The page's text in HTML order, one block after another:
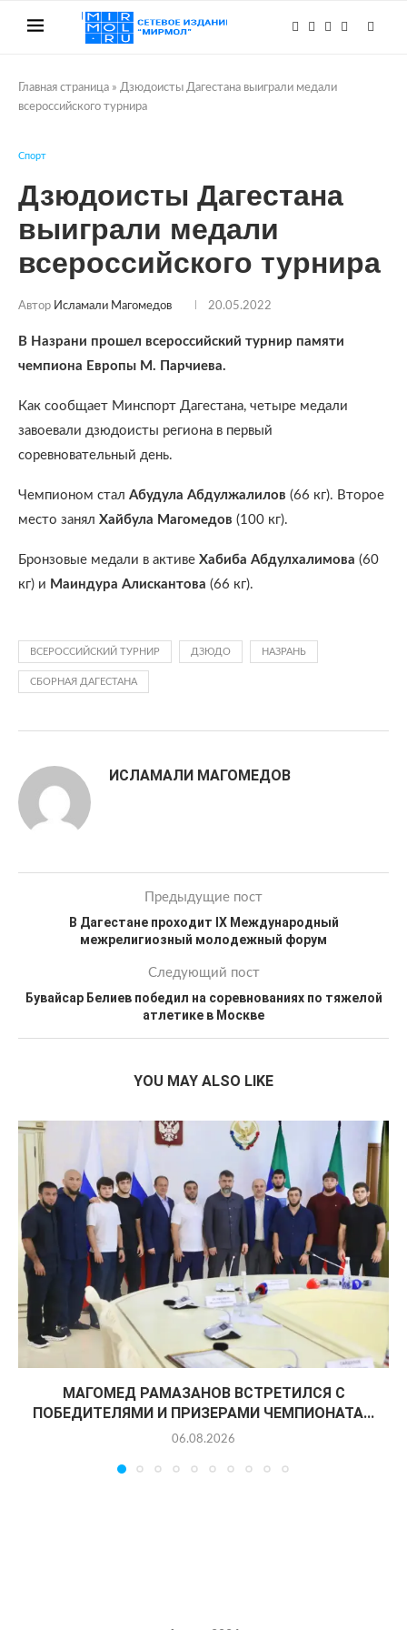
Главная страница » Дзюдоисты Дагестана выиграли медали
всероссийского турнира
Спорт
Дзюдоисты Дагестана
выиграли медали
всероссийского турнира
Автор Исламали Магомедов 20.05.2022
В Назрани прошел всероссийский турнир памяти
чемпиона Европы М. Парчиева.
Как сообщает Минспорт Дагестана, четыре медали
завоевали дзюдоисты региона в первый
соревновательный день.
Чемпионом стал Абудула Абдулжалилов (66 кг). Второе
место занял Хайбула Магомедов (100 кг).
Бронзовые медали в активе Хабиба Абдулхалимова (60
кг) и Маиндура Алискантова (66 кг).
ВСЕРОССИЙСКИЙ ТУРНИР ДЗЮДО НАЗРАНЬ
СБОРНАЯ ДАГЕСТАНА
ИСЛАМАЛИ МАГОМЕДОВ
Предыдущие пост
В Дагестане проходит IX Международный
межрелигиозный молодежный форум
Следующий пост
Бувайсар Белиев победил на соревнованиях по тяжелой
атлетике в Москве
YOU MAY ALSO LIKE
МАГОМЕД РАМАЗАНОВ ВСТРЕТИЛСЯ С
ПОБЕДИТЕЛЯМИ И ПРИЗЕРАМИ ЧЕМПИОНАТА...
06.08.2026